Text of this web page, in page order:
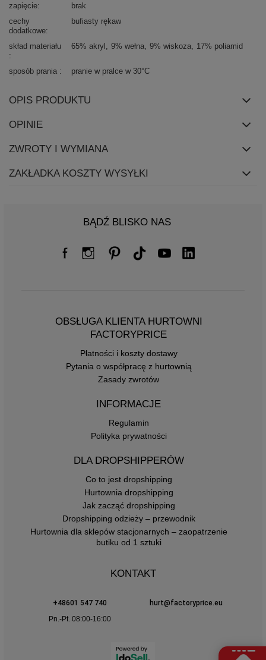
zapięcie
brak
cechy
dodatkowe
bufiasty rękaw
skład materiału 65% akryl 9% wełna 9% wiskoza 17% poliamid
sposób prania pranie w pralce w 30°C
OPIS PRODUKTU
OPINIE
ZWROTY I WYMIANA
ZAKŁADKA KOSZTY WYSYŁKI
BĄDŹ BLISKO NAS
OBSŁUGA KLIENTA HURTOWNI
FACTORYPRICE
Płatności i koszty dostawy
Pytania o współpracę z hurtownią
Zasady zwrotów
INFORMACJE
Regulamin
Polityka prywatności
DLA DROPSHIPPERÓW
Co to jest dropshipping
Hurtownia dropshipping
Jak zacząć dropshipping
Dropshipping odzieży – przewodnik
Hurtownia dla sklepów stacjonarnych – zaopatrzenie
butiku od 1 sztuki
KONTAKT
+48601 547 740
hurt@factoryprice.eu
Pn.-Pt. 08:00-16:00